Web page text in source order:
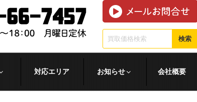
検索
対応エリア お知らせ 会社概要